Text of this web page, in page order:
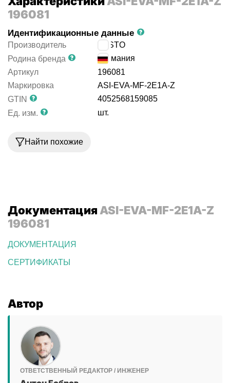
196081
Идентификационные данные
Производитель
FESTO
Родина бренда
Германия
Артикул
196081
Маркировка
ASI-EVA-MF-2E1A-Z
GTIN
4052568159085
Ед. изм.
шт.
Найти похожие
ДокументацияASI-EVA-MF-2E1A-Z
196081
ДОКУМЕНТАЦИЯ
СЕРТИФИКАТЫ
Автор
ОТВЕТСТВЕННЫЙ РЕДАКТОР / ИНЖЕНЕР